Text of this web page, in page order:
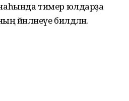
тимер юлдарҙа
билдәләнә.